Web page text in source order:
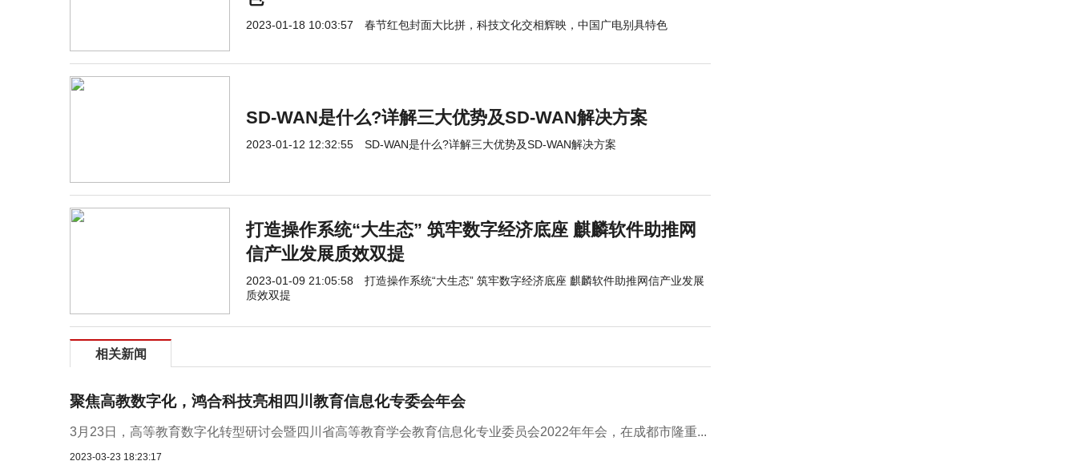
2023-01-18 10:03:57 春节红包封面大比拼，科技文化交相辉映，中国广电别具特色
SD-WAN是什么?详解三大优势及SD-WAN解决方案
2023-01-12 12:32:55 SD-WAN是什么?详解三大优势及SD-WAN解决方案
打造操作系统“大生态” 筑牢数字经济底座 麒麟软件助推网
信产业发展质效双提
2023-01-09 21:05:58
打造操作系统“大生态” 筑牢数字经济底座 麒麟软件助推网信产业发展
质效双提
相关新闻
聚焦高教数字化，鸿合科技亮相四川教育信息化专委会年会
3月23日，高等教育数字化转型研讨会暨四川省高等教育学会教育信息化专业委员会2022年年会，在成都市隆重...
2023-03-23 18:23:17